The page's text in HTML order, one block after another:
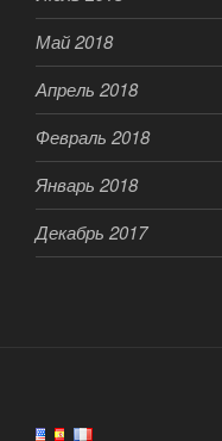
Май 2018
Апрель 2018
Февраль 2018
Январь 2018
Декабрь 2017